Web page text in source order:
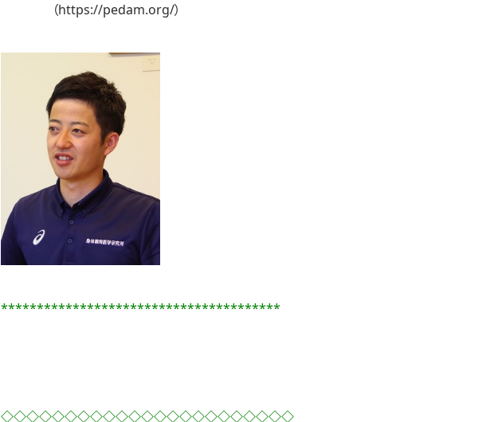
（https://pedam.org/）
***************************************
◇◇◇◇◇◇◇◇◇◇◇◇◇◇◇◇◇◇◇◇◇◇◇